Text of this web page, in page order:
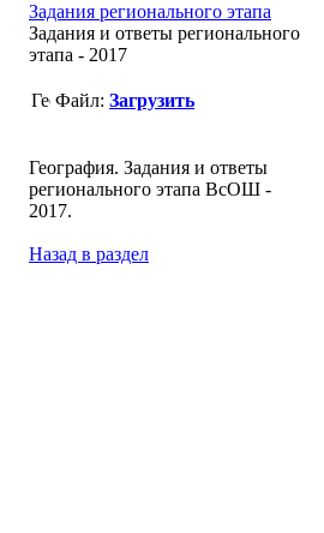
Задания регионального этапа
Задания и ответы регионального
этапа - 2017
Файл: Загрузить
География. Задания и ответы
регионального этапа ВсОШ -
2017.
Назад в раздел